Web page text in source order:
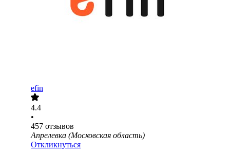
efin
4.4
•
457 отзывов
Апрелевка (Московская область)
Откликнуться